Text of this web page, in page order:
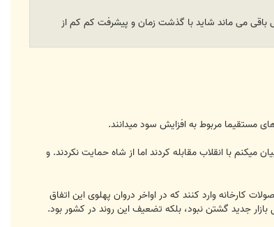
می ماند شاید با گذشت زمان و پیشرفت کم کم از
مستقیما مربوط به افزایش سود میدانند.
با انقلاب مقابله کردند اما از شاه حمایت نکردند. و
کارخانه وارد کنند که در اواخر دروان پهلوی این اتفاق
بازار جدید گشتن نبود، بلکه تضعیف این روند در کشور بود.